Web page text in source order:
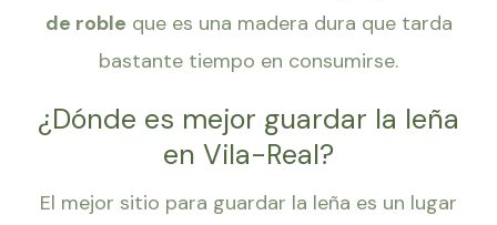
de roble que es una madera dura que tarda
bastante tiempo en consumirse.
¿Dónde es mejor guardar la leña
en Vila-Real?
El mejor sitio para guardar la leña es un lugar